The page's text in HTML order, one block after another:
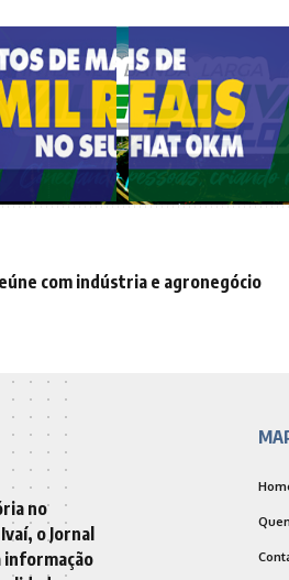
com indústria e agronegócio
no
o Jornal
informação